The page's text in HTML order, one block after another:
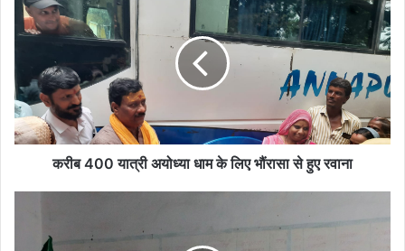
400
यात्री
के
लिए
भौंरासा
से
करीब 400 यात्री अयोध्या धाम के लिए भौंरासा से हुए रवाना